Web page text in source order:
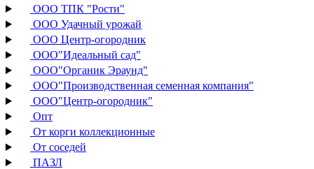
ООО ТПК "Рости"
ООО Удачный урожай
ООО Центр-огородник
ООО"Идеальный сад"
ООО"Органик Эраунд"
ООО"Производственная семенная компания"
ООО"Центр-огородник"
Опт
От корги коллекционные
От соседей
ПАЗЛ